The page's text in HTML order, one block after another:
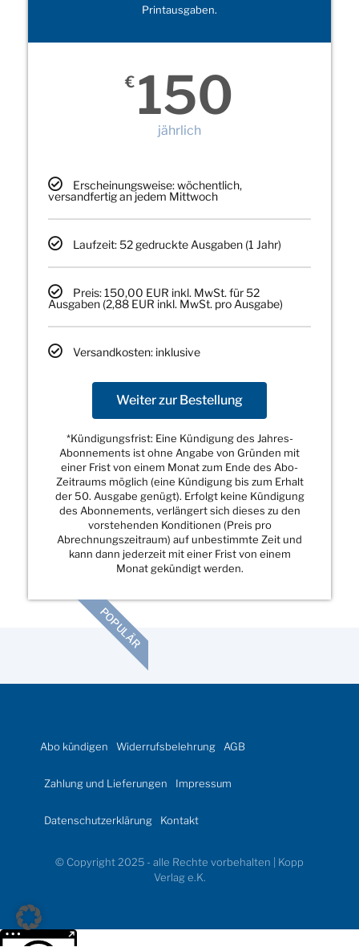
Printausgaben.
€ 150
jährlich
Erscheinungsweise: wöchentlich,
versandfertig an jedem Mittwoch
Laufzeit: 52 gedruckte Ausgaben (1 Jahr)
Preis: 150,00 EUR inkl. MwSt. für 52
Ausgaben (2,88 EUR inkl. MwSt. pro Ausgabe)
Versandkosten: inklusive
Weiter zur Bestellung
*Kündigungsfrist: Eine Kündigung des Jahres-
Abonnements ist ohne Angabe von Gründen mit
einer Frist von einem Monat zum Ende des Abo-
Zeitraums möglich (eine Kündigung bis zum Erhalt
der 50. Ausgabe genügt). Erfolgt keine Kündigung
des Abonnements, verlängert sich dieses zu den
vorstehenden Konditionen (Preis pro
Abrechnungszeitraum) auf unbestimmte Zeit und
kann dann jederzeit mit einer Frist von einem
Monat gekündigt werden.
POPULÄR
Abo kündigen Widerrufsbelehrung AGB
Zahlung und Lieferungen Impressum
Datenschutzerklärung Kontakt
© Copyright 2025 - alle Rechte vorbehalten | Kopp
Verlag e.K.
Weitere Informationen über den gesperrten Inhalt.